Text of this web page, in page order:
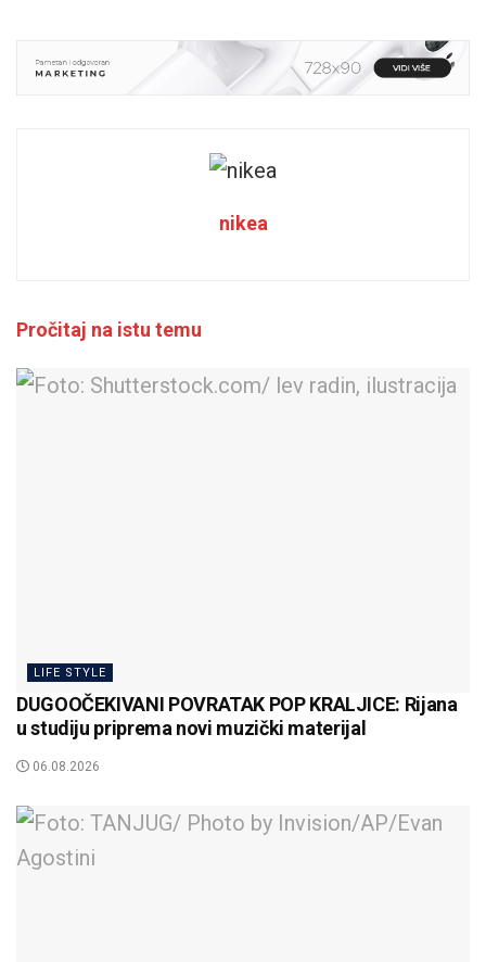
nikea
Pročitaj na istu temu
LIFE STYLE
DUGOOČEKIVANI POVRATAK POP KRALJICE: Rijana
u studiju priprema novi muzički materijal
06.08.2026